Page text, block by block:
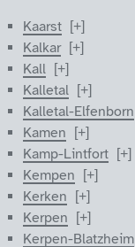
Kaarst
Kalkar
Kall
Kalletal
Kalletal-Elfenborn
Kamen
Kamp-Lintfort
Kempen
Kerken
Kerpen
Kerpen-Blatzheim